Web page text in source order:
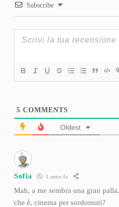
Subscribe
5 COMMENTS
Oldest
Sofia 1 anno fa
Mah, a me sembra una gran
che è, cinema per sordomuti?